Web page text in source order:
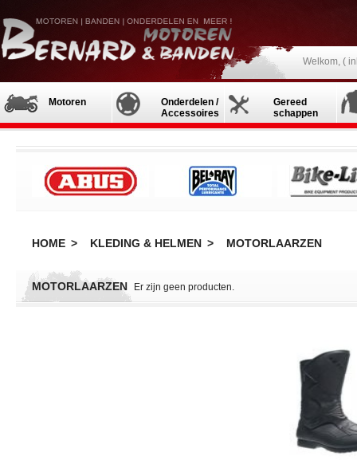
Welkom, (
Motoren
Onderdelen /
Accessoires
Gereed
schappen
HOME > KLEDING & HELMEN > MOTORLAARZEN
MOTORLAARZEN Er zijn geen producten.